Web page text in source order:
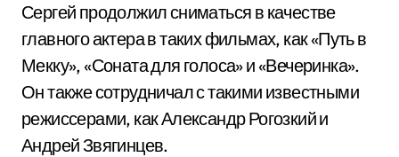
Сергей продолжил сниматься в качестве
главного актера в таких фильмах, как «Путь в
Мекку», «Соната для голоса» и «Вечеринка».
Он также сотрудничал с такими известными
режиссерами, как Александр Рогозкий и
Андрей Звягинцев.